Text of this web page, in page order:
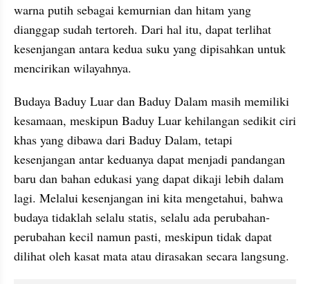
warna putih sebagai kemurnian dan hitam yang
dianggap sudah tertoreh. Dari hal itu, dapat terlihat
kesenjangan antara kedua suku yang dipisahkan untuk
mencirikan wilayahnya.
Budaya Baduy Luar dan Baduy Dalam masih memiliki
kesamaan, meskipun Baduy Luar kehilangan sedikit ciri
khas yang dibawa dari Baduy Dalam, tetapi
kesenjangan antar keduanya dapat menjadi pandangan
baru dan bahan edukasi yang dapat dikaji lebih dalam
lagi. Melalui kesenjangan ini kita mengetahui, bahwa
budaya tidaklah selalu statis, selalu ada perubahan-
perubahan kecil namun pasti, meskipun tidak dapat
dilihat oleh kasat mata atau dirasakan secara langsung.